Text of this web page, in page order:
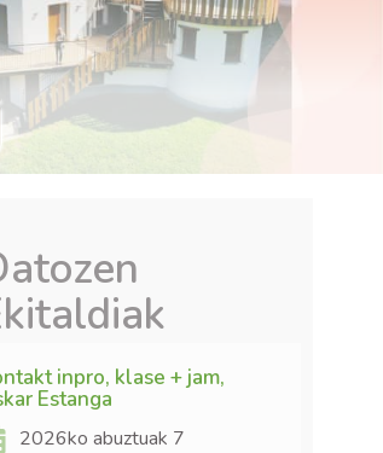
inpro, klase + jam,
Estanga
2026ko abuztuak 7